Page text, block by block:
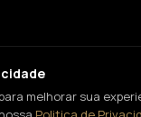
melhorar sua